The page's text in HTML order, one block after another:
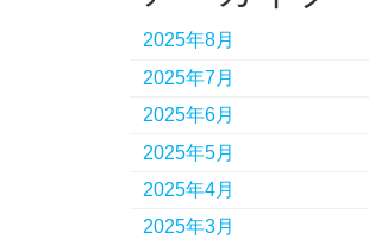
2025年8月
2025年7月
2025年6月
2025年5月
2025年4月
2025年3月